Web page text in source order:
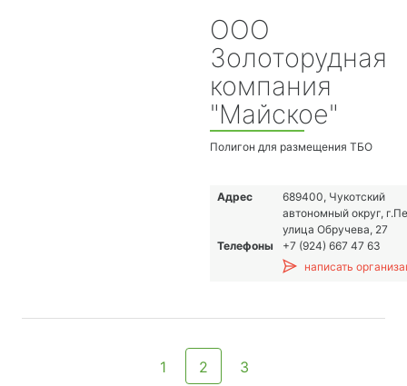
ООО
Золоторудная
компания
"Майское"
Полигон для размещения ТБО
Адрес
689400, Чукотский
автономный округ,
улица Обручева, 27
Телефоны
+7 (924) 667 47 63
написать
1 2 3